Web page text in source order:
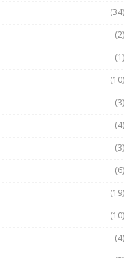
(34)
(2)
(1)
(10)
(3)
(4)
(3)
(6)
(19)
(10)
(4)